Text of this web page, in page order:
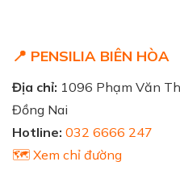
📍 PENSILIA BIÊN HÒA
Địa chỉ: 1096 Phạm Văn
Đồng Nai
Hotline: 032 6666 247
🗺️ Xem chỉ đường